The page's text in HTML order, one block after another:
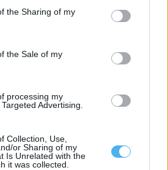
the Sharing of my
the Sale of my
processing my
Advertising.
Collection, Use,
or Sharing of my
Is Unrelated with the
it was collected.
Folclore de Portel recebe Quénia,